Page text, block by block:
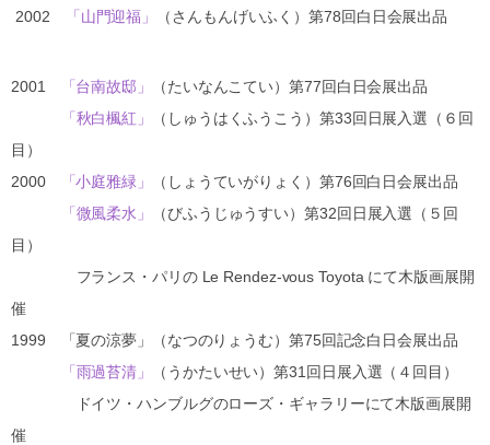
2002
「山門迎福」 （さんもんげいふく）第78回白日会展出品
2001 「台南故邸」
（たいなんこてい）第77回白日会展出品
「秋白楓紅」
（しゅうはくふうこう）第33回日展入選（６回
目）
2000
「小庭雅緑」
（しょうていがりょく）第76回白日会展出品
「微風柔水」
（びふうじゅうすい）第32回日展入選（５回
目）
フランス・パリの Le Rendez-vous Toyota にて木版画展開
催
1999 「夏の涼夢」（なつのりょうむ）第75回記念白日会展出品
「雨過苔清」
（うかたいせい）第31回日展入選（４回目）
ドイツ・ハンブルグのローズ・ギャラリーにて木版画展開
催